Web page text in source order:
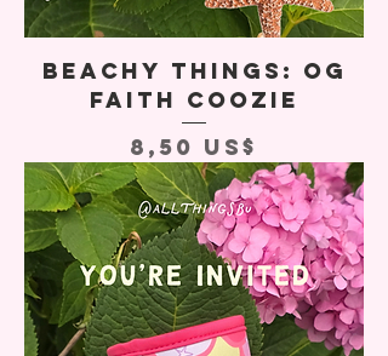
Beachy Things: OG
Faith Coozie
Precio
8,50 US$